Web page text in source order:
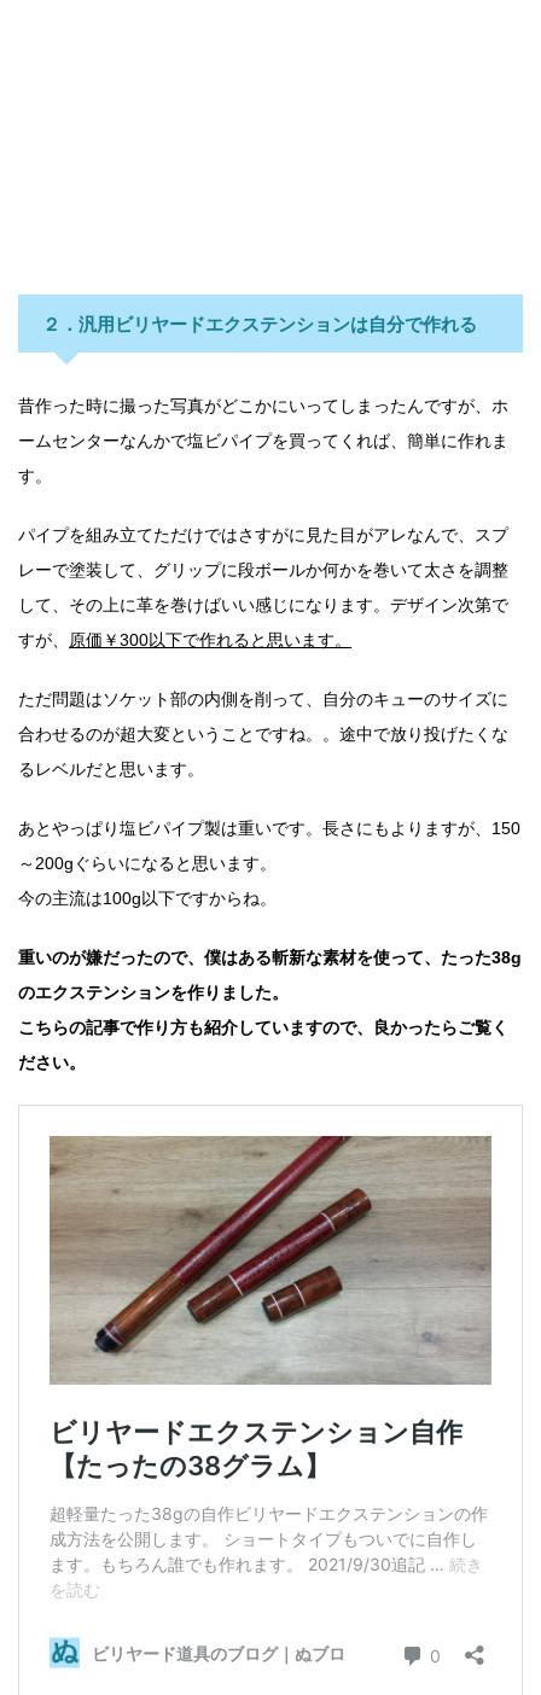
２．汎用ビリヤードエクステンションは自分で作れる
昔作った時に撮った写真がどこかにいってしまったんですが、ホ
ームセンターなんかで塩ビパイプを買ってくれば、簡単に作れま
す。
パイプを組み立てただけではさすがに見た目がアレなんで、スプ
レーで塗装して、グリップに段ボールか何かを巻いて太さを調整
して、その上に革を巻けばいい感じになります。デザイン次第で
すが、 原価￥300以下で作れると思います。
ただ問題はソケット部の内側を削って、自分のキューのサイズに
合わせるのが超大変ということですね。。途中で放り投げたくな
るレベルだと思います。
あとやっぱり塩ビパイプ製は重いです。長さにもよりますが、150
～200gぐらいになると思います。
今の主流は100g以下ですからね。
重いのが嫌だったので、僕はある斬新な素材を使って、たった38g
のエクステンションを作りました。
こちらの記事で作り方も紹介していますので、良かったらご覧く
ださい。